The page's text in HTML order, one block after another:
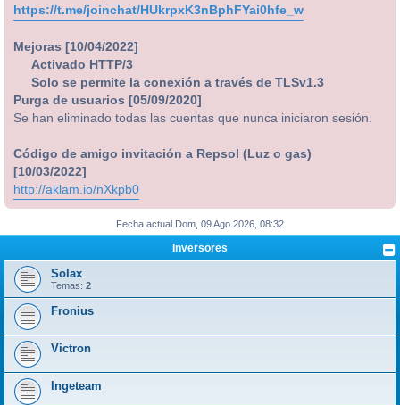
https://t.me/joinchat/HUkrpxK3nBphFYai0hfe_w
Mejoras [10/04/2022]
Activado HTTP/3
Solo se permite la conexión a través de TLSv1.3
Purga de usuarios [05/09/2020]
Se han eliminado todas las cuentas que nunca iniciaron sesión.
Código de amigo invitación a Repsol (Luz o gas)
[10/03/2022]
http://aklam.io/nXkpb0
Fecha actual Dom, 09 Ago 2026, 08:32
Inversores
Solax
Temas: 2
Fronius
Victron
Ingeteam